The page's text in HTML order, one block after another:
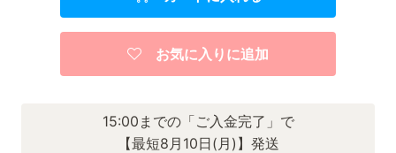
お気に入りに追加
15:00までの「ご入金完了」で
【最短8月10日(月)】発送